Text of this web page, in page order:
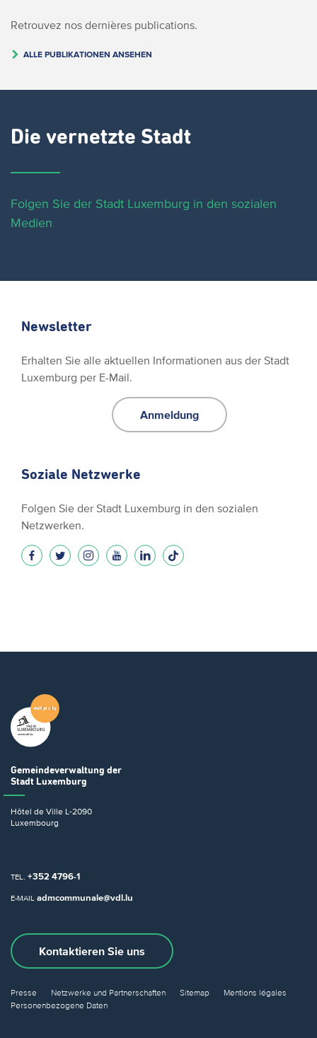
Retrouvez nos dernières publications.
ALLE PUBLIKATIONEN ANSEHEN
Die vernetzte Stadt
Folgen Sie der Stadt Luxemburg in den sozialen
Medien
Newsletter
Erhalten Sie alle aktuellen Informationen aus der Stadt
Luxemburg per E-Mail.
Anmeldung
Soziale Netzwerke
Folgen Sie der Stadt Luxemburg in den sozialen
Netzwerken.
Gemeindeverwaltung der
Stadt Luxemburg
Hôtel de Ville L-2090
Luxembourg
TEL. +352 4796-1
E-MAIL admcommunale@vdl.lu
Kontaktieren Sie uns
Presse Netzwerke und Partnerschaften Sitemap
Mentions légales
Personenbezogene Daten